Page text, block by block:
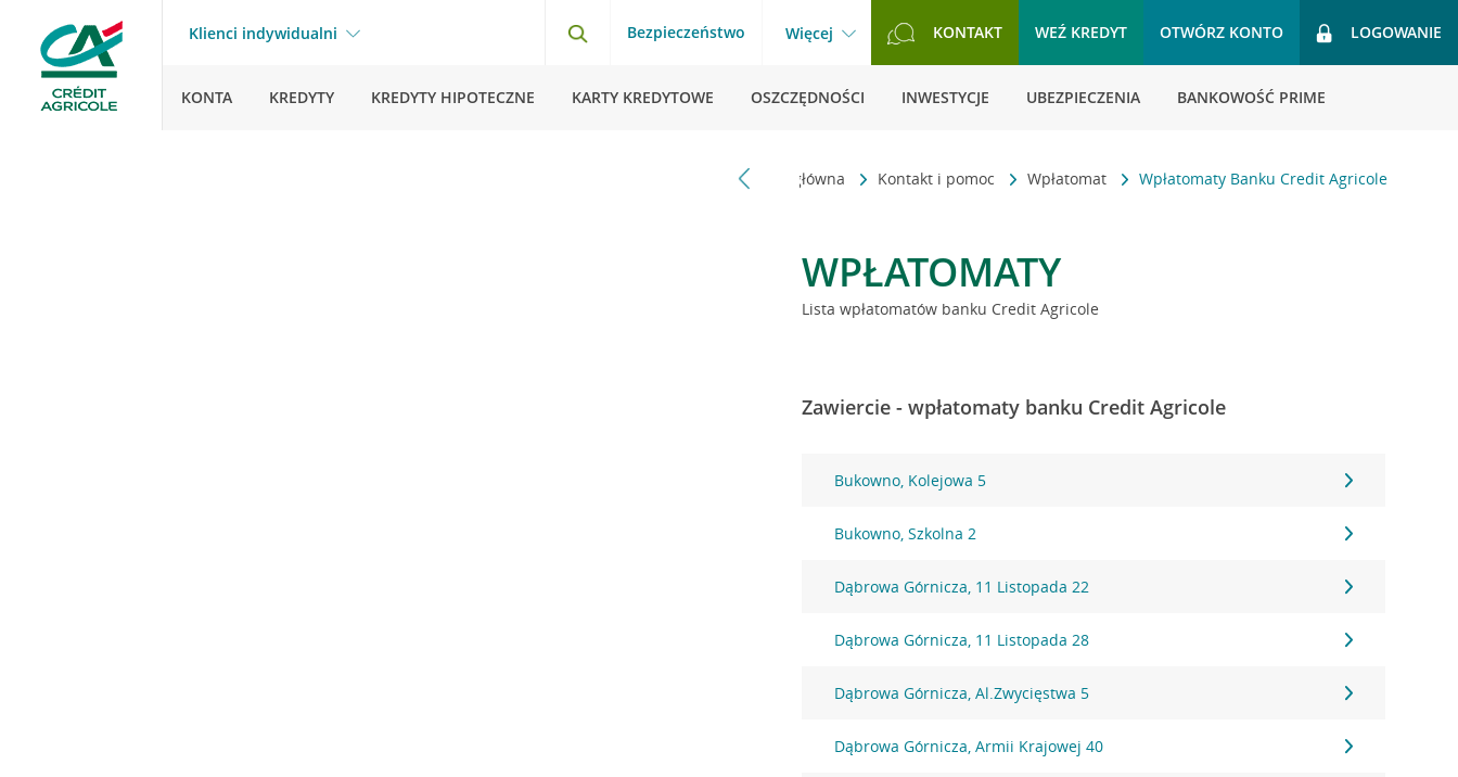
Klienci indywidualni Bezpieczeństwo Więcej KONTAKT WEŹ KREDYT OTWÓRZ KONTO LOGOWANIE
KONTA KREDYTY KREDYTY HIPOTECZNE KARTY KREDYTOWE OSZCZĘDNOŚCI INWESTYCJE UBEZPIECZENIA BANKOWOŚĆ PRIME
Strona główna Kontakt i pomoc Wpłatomat Wpłatomaty Banku Credit Agricole
WPŁATOMATY
Lista wpłatomatów banku Credit Agricole
Zawiercie - wpłatomaty banku Credit Agricole
Bukowno, Kolejowa 5
Bukowno, Szkolna 2
Dąbrowa Górnicza, 11 Listopada 22
Dąbrowa Górnicza, 11 Listopada 28
Dąbrowa Górnicza, Al.Zwycięstwa 5
Dąbrowa Górnicza, Armii Krajowej 40